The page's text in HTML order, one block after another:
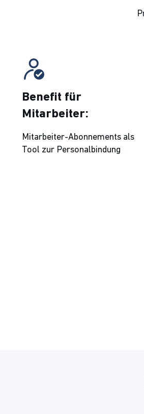
Benefit für
Mitarbeiter:
Mitarbeiter-Abonnements als
Tool zur Personalbindung